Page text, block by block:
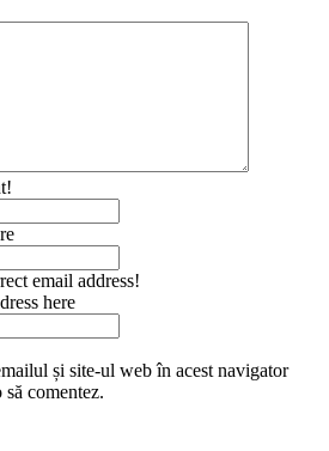
email address!
here
și site-ul web în acest navigator
comentez.